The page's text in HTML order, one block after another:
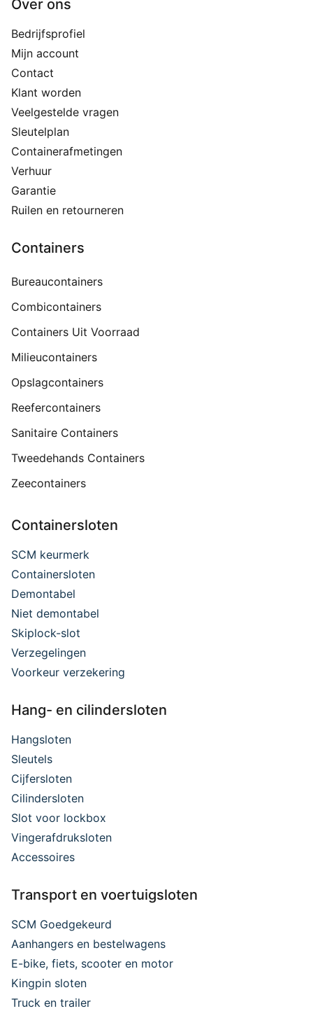
Over ons
Bedrijfsprofiel
Mijn account
Contact
Klant worden
Veelgestelde vragen
Sleutelplan
Containerafmetingen
Verhuur
Garantie
Ruilen en retourneren
Containers
Bureaucontainers
Combicontainers
Containers Uit Voorraad
Milieucontainers
Opslagcontainers
Reefercontainers
Sanitaire Containers
Tweedehands Containers
Zeecontainers
Containersloten
SCM keurmerk
Containersloten
Demontabel
Niet demontabel
Skiplock-slot
Verzegelingen
Voorkeur verzekering
Hang- en cilindersloten
Hangsloten
Sleutels
Cijfersloten
Cilindersloten
Slot voor lockbox
Vingerafdruksloten
Accessoires
Transport en voertuigsloten
SCM Goedgekeurd
Aanhangers en bestelwagens
E-bike, fiets, scooter en motor
Kingpin sloten
Truck en trailer